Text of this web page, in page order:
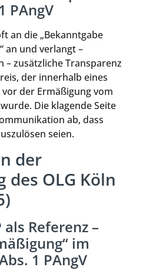
PAngV
an die „Bekanntgabe
an und verlangt –
– zusätzliche Transparenz
der innerhalb eines
der Ermäßigung vom
Die klagende Seite
ab, dass
seien.
der
des OLG Köln
Referenz –
im
1 PAngV